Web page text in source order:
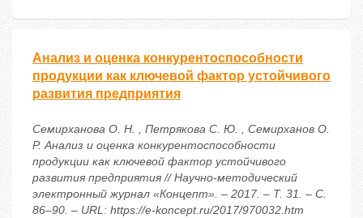
Анализ и оценка конкурентоспособности
продукции как ключевой фактор устойчивого
развития предприятия
Семирханова О. Н. , Петрякова С. Ю. , Семирханов О.
Р. Анализ и оценка конкурентоспособности
продукции как ключевой фактор устойчивого
развития предприятия // Научно-методический
электронный журнал «Концепт». – 2017. – Т. 31. – С.
86–90. – URL: https://e-koncept.ru/2017/970032.htm